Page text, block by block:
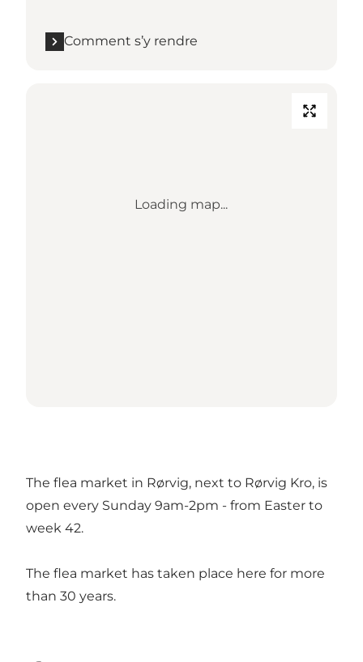
Comment s’y rendre
Loading map...
The flea market in Rørvig, next to Rørvig Kro, is
open every Sunday 9am-2pm - from Easter to
week 42.
The flea market has taken place here for more
than 30 years.